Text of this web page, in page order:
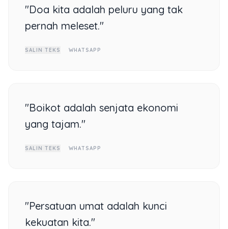
"Doa kita adalah peluru yang tak
pernah meleset."
SALIN TEKS WHATSAPP
"Boikot adalah senjata ekonomi
yang tajam."
SALIN TEKS WHATSAPP
"Persatuan umat adalah kunci
kekuatan kita."